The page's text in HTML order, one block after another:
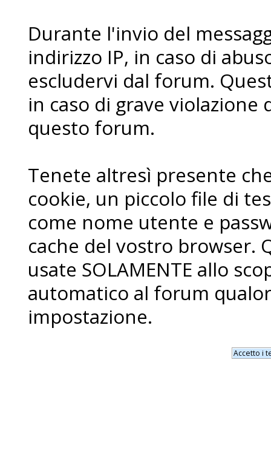
Durante l'invio del
indirizzo IP, in caso di
escludervi dal forum.
in caso di grave
questo forum.
Tenete altresì presente
cookie, un piccolo file di
come nome utente e
cache del vostro browser.
usate SOLAMENTE allo
automatico al forum
impostazione.